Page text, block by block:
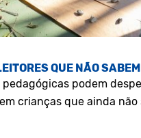
QUE NÃO
pedagógicas podem
crianças que ainda não